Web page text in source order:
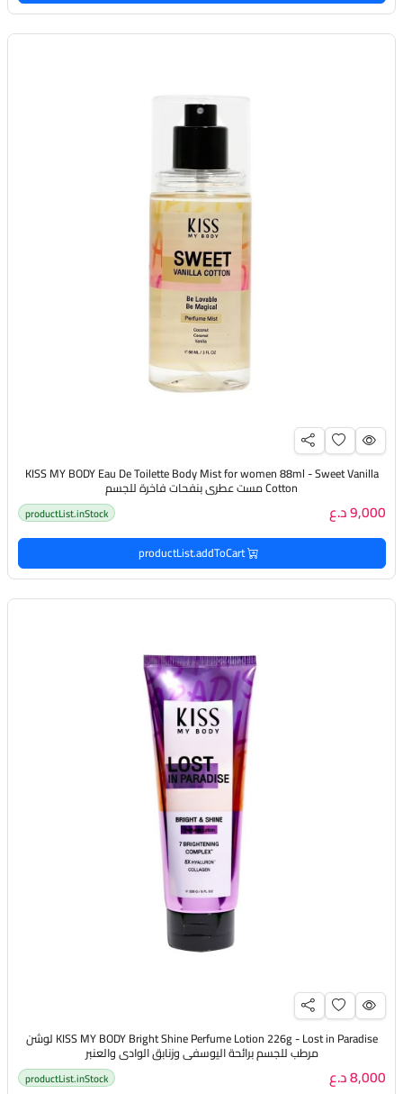
KISS MY BODY Eau De Toilette Body Mist for women 88ml - Sweet Vanilla
Cotton مست عطري بنفحات فاخرة للجسم
9,000 د.ع productList.inStock
productList.addToCart
KISS MY BODY Bright Shine Perfume Lotion 226g - Lost in Paradise لوشن
مرطب للجسم برائحة اليوسفي وزنابق الوادي والعنبر
8,000 د.ع productList.inStock